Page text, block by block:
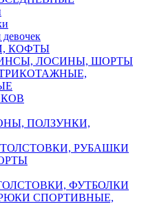
КОФТЫ
ЛОСИНЫ, ШОРТЫ
ПОЛЗУНКИ,
РУБАШКИ
ФУТБОЛКИ
СПОРТИВНЫЕ,